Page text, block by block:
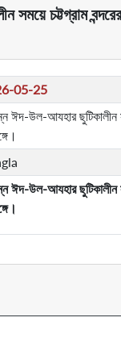
চট্টগ্রাম বন্দরের
05-25
ঈদ-উল-আযহার ছুটিকালীন
ঈদ-উল-আযহার ছুটিকালীন